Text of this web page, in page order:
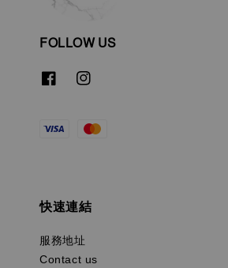
FOLLOW US
快速連結
服務地址
Contact us